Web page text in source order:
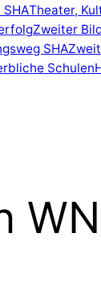
Theater,
Zweiter
SHA
Schulen
WN